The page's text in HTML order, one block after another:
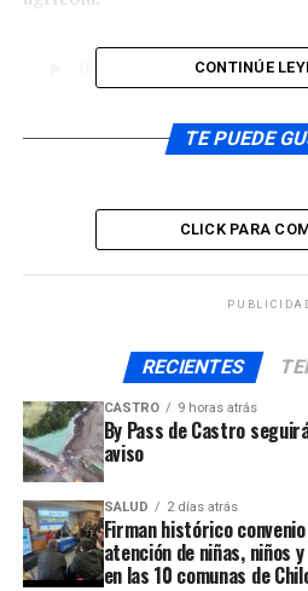
La persona que
identificado como Raúl
ARTÍCULOS RELACIONADOS:
MT-Cero de Castro detiene a
NO TE PIERDAS
Un hombre sufrió quemaduras
gas
CONTINÚE
TE PUEDE
CLICK PARA
RECIENTES
CASTRO 9 horas atrás
By Pass de Castro
aviso
SALUD 2 días atrás
Firman histórico
atención de niñas, niños
en las 10 comunas de